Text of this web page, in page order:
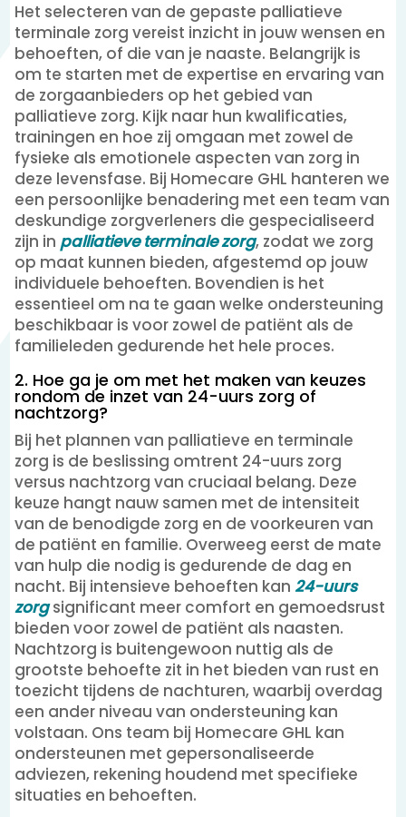
Het selecteren van de gepaste palliatieve
terminale zorg vereist inzicht in jouw wensen en
behoeften, of die van je naaste. Belangrijk is
om te starten met de expertise en ervaring van
de zorgaanbieders op het gebied van
palliatieve zorg. Kijk naar hun kwalificaties,
trainingen en hoe zij omgaan met zowel de
fysieke als emotionele aspecten van zorg in
deze levensfase. Bij Homecare GHL hanteren we
een persoonlijke benadering met een team van
deskundige zorgverleners die gespecialiseerd
zijn in palliatieve terminale zorg, zodat we zorg
op maat kunnen bieden, afgestemd op jouw
individuele behoeften. Bovendien is het
essentieel om na te gaan welke ondersteuning
beschikbaar is voor zowel de patiënt als de
familieleden gedurende het hele proces.
2. Hoe ga je om met het maken van keuzes
rondom de inzet van 24-uurs zorg of
nachtzorg?
Bij het plannen van palliatieve en terminale
zorg is de beslissing omtrent 24-uurs zorg
versus nachtzorg van cruciaal belang. Deze
keuze hangt nauw samen met de intensiteit
van de benodigde zorg en de voorkeuren van
de patiënt en familie. Overweeg eerst de mate
van hulp die nodig is gedurende de dag en
nacht. Bij intensieve behoeften kan 24-uurs
zorgsignificant meer comfort en gemoedsrust
bieden voor zowel de patiënt als naasten.
Nachtzorg is buitengewoon nuttig als de
grootste behoefte zit in het bieden van rust en
toezicht tijdens de nachturen, waarbij overdag
een ander niveau van ondersteuning kan
volstaan. Ons team bij Homecare GHL kan
ondersteunen met gepersonaliseerde
adviezen, rekening houdend met specifieke
situaties en behoeften.